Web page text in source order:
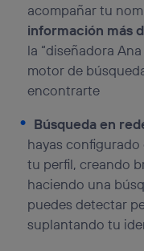
acompañar tu
información más
la “diseñadora
motor de
encontrarte
Búsqueda en
hayas
tu perfil, creando
haciendo una
puedes detectar
suplantando tu
Puedes gestionar los
“Administrar Utiq”
visitando el
portal de
(“consenthub”) .
la política de